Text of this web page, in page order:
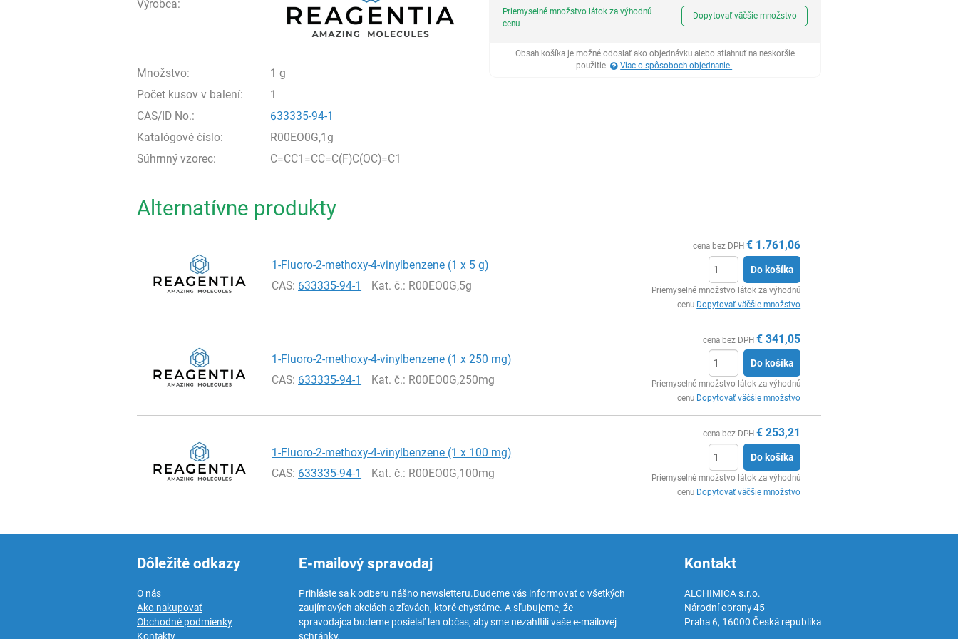
Výrobca:
Množstvo:
1 g
Počet kusov v balení:
1
CAS/ID No.:
633335-94-1
Katalógové číslo:
R00EO0G,1g
Súhrnný vzorec:
C=CC1=CC=C(F)C(OC)=C1
Ks
Priemyselné množstvo látok za výhodnú
cenu
Dopytovať väčšie množstvo
Obsah košíka je možné odoslať ako objednávku alebo stiahnuť na neskoršie
použitie.
Viac o spôsoboch objednanie .
Alternatívne produkty
1-Fluoro-2-methoxy-4-vinylbenzene (1 x 5 g)
CAS: 633335-94-1 Kat. č.: R00EO0G,5g
cena bez DPH € 1.761,06
Do košíka
Priemyselné množstvo látok za výhodnú
cenu Dopytovať väčšie množstvo
1-Fluoro-2-methoxy-4-vinylbenzene (1 x 250 mg)
CAS: 633335-94-1 Kat. č.: R00EO0G,250mg
cena bez DPH € 341,05
Do košíka
Priemyselné množstvo látok za výhodnú
cenu Dopytovať väčšie množstvo
1-Fluoro-2-methoxy-4-vinylbenzene (1 x 100 mg)
CAS: 633335-94-1 Kat. č.: R00EO0G,100mg
cena bez DPH € 253,21
Do košíka
Priemyselné množstvo látok za výhodnú
cenu Dopytovať väčšie množstvo
Dôležité odkazy
O nás
Ako nakupovať
Obchodné podmienky
Kontakty
E-mailový spravodaj
Prihláste sa k odberu nášho newsletteru.Budeme vás informovať o všetkých
zaujímavých akciách a zľavách, ktoré chystáme. A sľubujeme, že
spravodajca budeme posielať len občas, aby sme nezahltili vaše e-mailovej
schránky.
Kontakt
ALCHIMICA s.r.o.
Národní obrany 45
Praha 6, 16000 Česká republika